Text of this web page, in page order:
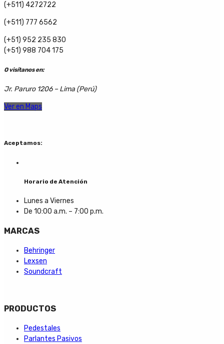
(+511) 4272722
(+511) 777 6562
(+51) 952 235 830
(+51) 988 704 175
O visítanos en:
Jr. Paruro 1206 – Lima (Perú)
Ver en Maps
Aceptamos:
Horario de Atención
Lunes a Viernes
De 10:00 a.m. – 7:00 p.m.
MARCAS
Behringer
Lexsen
Soundcraft
PRODUCTOS
Pedestales
Parlantes Pasivos